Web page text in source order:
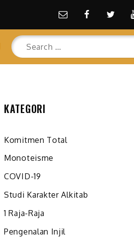
Email facebookTwitter
Search
for:
KATEGORI
Komitmen Total
Monoteisme
COVID-19
Studi Karakter Alkitab
1 Raja-Raja
Pengenalan Injil